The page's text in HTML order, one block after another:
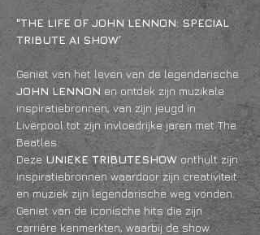
"THE LIFE OF JOHN LENNON: SPECIAL
TRIBUTE AI SHOW’
Geniet van het leven van de legendarische
JOHN LENNON en ontdek zijn muzikale
inspiratiebronnen, van zijn jeugd in
Liverpool tot zijn invloedrijke jaren met The
Beatles.
Deze UNIEKE TRIBUTESHOW onthult zijn
inspiratiebronnen waardoor zijn creativiteit
en muziek zijn legendarische weg vonden.
Geniet van de iconische hits die zijn
carrière kenmerkten, waarbij de show